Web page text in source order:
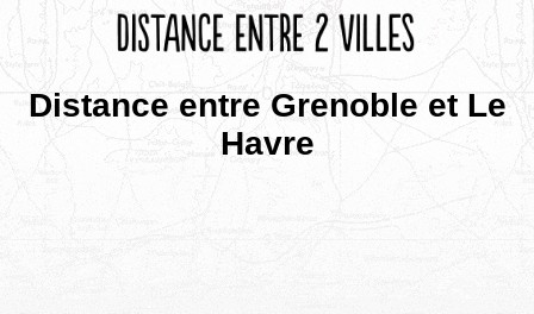
Distance entre Grenoble et Le
Havre